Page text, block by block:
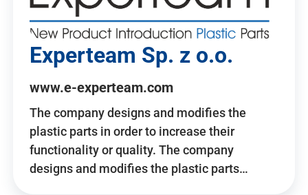
Experteam Sp. z o.o.
www.e-experteam.com
The company designs and modifies the
plastic parts in order to increase their
functionality or quality. The company
designs and modifies the plastic parts…